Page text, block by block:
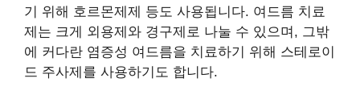
기 위해 호르몬제제 등도 사용됩니다. 여드름 치료
제는 크게 외용제와 경구제로 나눌 수 있으며, 그밖
에 커다란 염증성 여드름을 치료하기 위해 스테로이
드 주사제를 사용하기도 합니다.